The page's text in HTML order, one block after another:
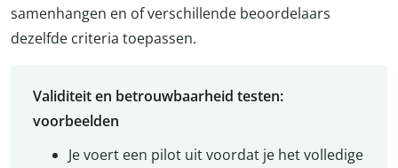
samenhangen en of verschillende beoordelaars
dezelfde criteria toepassen.
Validiteit en betrouwbaarheid testen:
voorbeelden
Je voert een pilot uit voordat je het volledige